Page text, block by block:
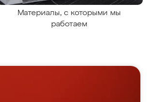
Материалы, с которыми мы
работаем